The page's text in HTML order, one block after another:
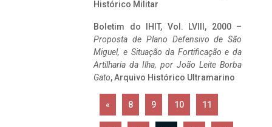
Histórico Militar
Boletim do IHIT, Vol. LVIII, 2000 –
Proposta de Plano Defensivo de São
Miguel, e Situação da Fortificação e da
Artilharia da Ilha, por João Leite Borba
Gato, Arquivo Histórico Ultramarino
« 8 9 10 11